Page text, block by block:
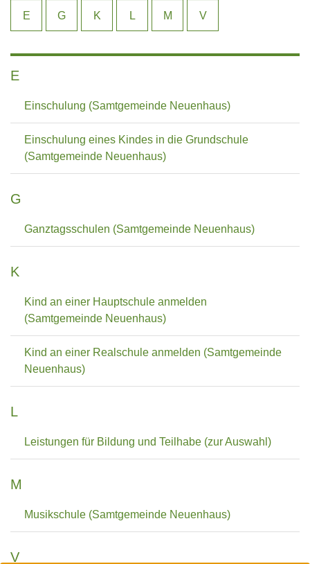
E G K L M V
E
Einschulung (Samtgemeinde Neuenhaus)
Einschulung eines Kindes in die Grundschule
(Samtgemeinde Neuenhaus)
G
Ganztagsschulen (Samtgemeinde Neuenhaus)
K
Kind an einer Hauptschule anmelden
(Samtgemeinde Neuenhaus)
Kind an einer Realschule anmelden (Samtgemeinde
Neuenhaus)
L
Leistungen für Bildung und Teilhabe (zur Auswahl)
M
Musikschule (Samtgemeinde Neuenhaus)
V